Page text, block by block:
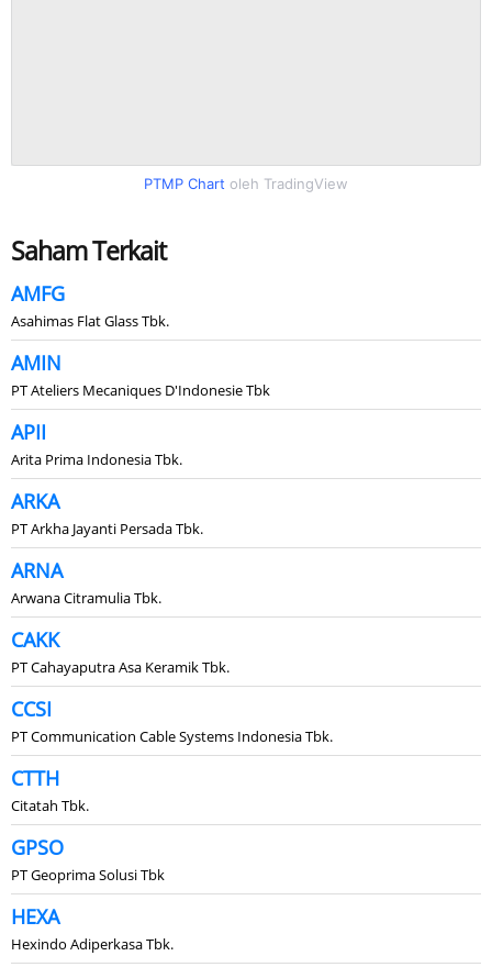
PTMP Chart oleh TradingView
Saham Terkait
AMFG
Asahimas Flat Glass Tbk.
AMIN
PT Ateliers Mecaniques D'Indonesie Tbk
APII
Arita Prima Indonesia Tbk.
ARKA
PT Arkha Jayanti Persada Tbk.
ARNA
Arwana Citramulia Tbk.
CAKK
PT Cahayaputra Asa Keramik Tbk.
CCSI
PT Communication Cable Systems Indonesia Tbk.
CTTH
Citatah Tbk.
GPSO
PT Geoprima Solusi Tbk
HEXA
Hexindo Adiperkasa Tbk.